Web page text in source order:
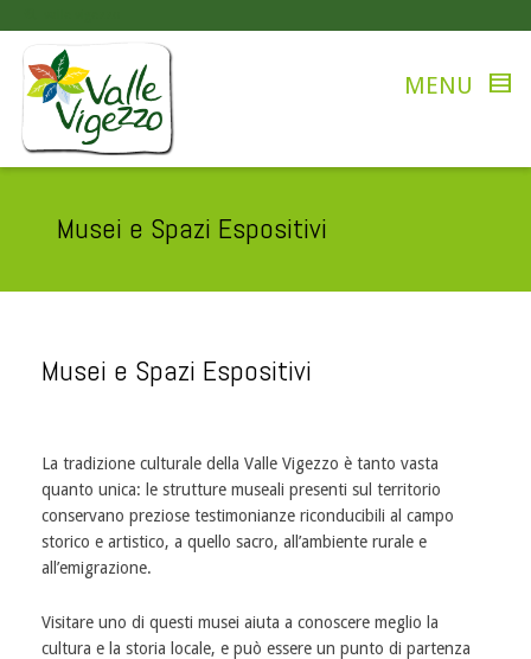
Musei e Spazi Espositivi
Musei e Spazi Espositivi
La tradizione culturale della Valle Vigezzo è tanto vasta
quanto unica: le strutture museali presenti sul territorio
conservano preziose testimonianze riconducibili al campo
storico e artistico, a quello sacro, all’ambiente rurale e
all’emigrazione.
Visitare uno di questi musei aiuta a conoscere meglio la
cultura e la storia locale, e può essere un punto di partenza